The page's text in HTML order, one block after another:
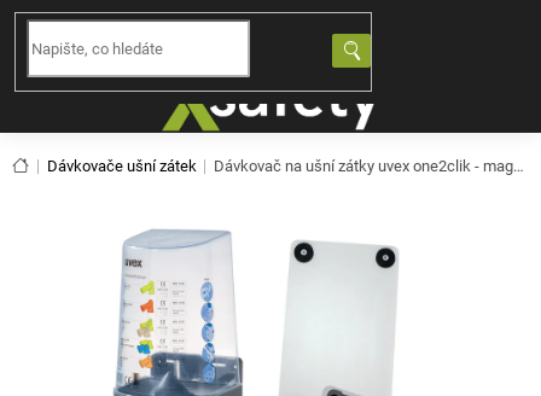
Přejít
obsah
Domů
Dávkovače ušní zátek Dávkovač na ušní zátky uvex one2clik - magnetický